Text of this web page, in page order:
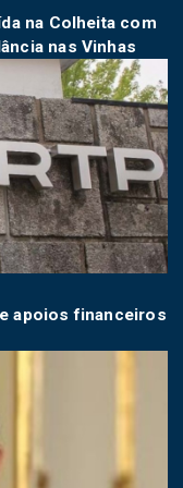
na Colheita com
nas Vinhas
apoios financeiros